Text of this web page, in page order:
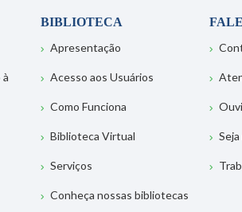
BIBLIOTECA
Apresentação
Acesso aos Usuários
Como Funciona
Biblioteca Virtual
Serviços
Conheça nossas bibliotecas